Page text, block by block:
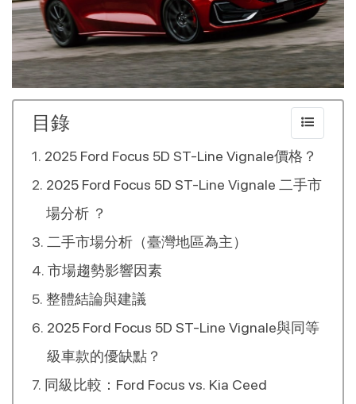
目錄
2025 Ford Focus 5D ST-Line Vignale價格？
2025 Ford Focus 5D ST-Line Vignale 二手市
場分析 ？
二手市場分析（臺灣地區為主）
市場趨勢影響因素
整體結論與建議
2025 Ford Focus 5D ST-Line Vignale與同等
級車款的優缺點？
同級比較：Ford Focus vs. Kia Ceed